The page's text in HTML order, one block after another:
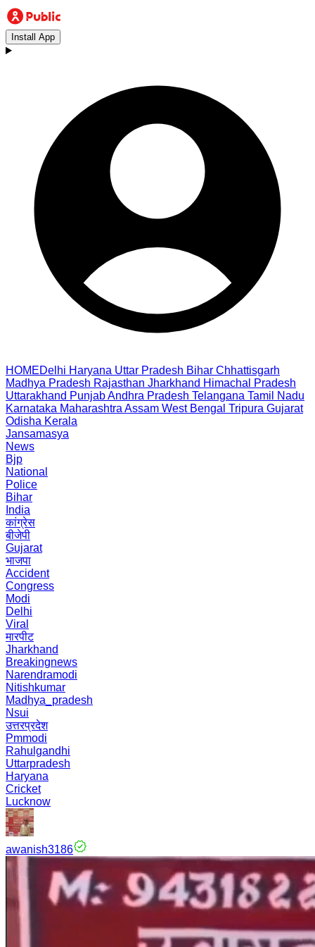
Install App
HOMEDelhi Haryana Uttar Pradesh Bihar Chhattisgarh
Madhya Pradesh Rajasthan Jharkhand Himachal Pradesh
Uttarakhand PunjabAndhra Pradesh Telangana Tamil Nadu
Karnataka Maharashtra Assam West Bengal Tripura Gujarat
Odisha Kerala
Jansamasya
News
Bjp
National
Police
Bihar
India
कांग्रेस
बीजेपी
Gujarat
भाजपा
Accident
Congress
Modi
Delhi
Viral
मारपीट
Jharkhand
Breakingnews
Narendramodi
Nitishkumar
Madhya_pradesh
Nsui
उत्तरप्रदेश
Pmmodi
Rahulgandhi
Uttarpradesh
Haryana
Cricket
Lucknow
awanish3186